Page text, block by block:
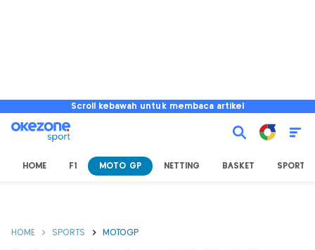
Scroll kebawah untuk membaca artikel
HOME F1 MOTO GP NETTING BASKET SPORT
HOME SPORTS MOTOGP